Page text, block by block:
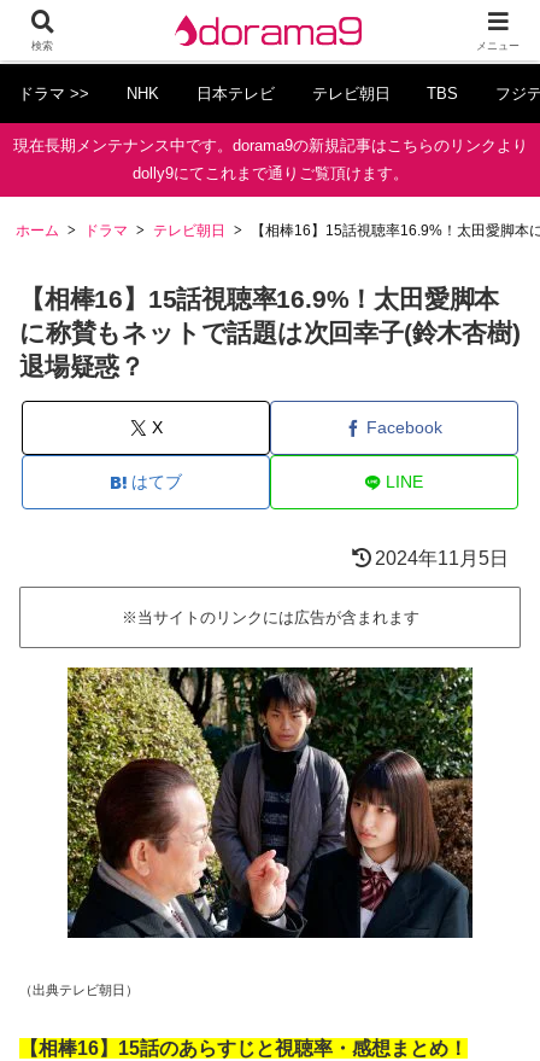
ドラマ >> NHK 日本テレビ テレビ朝日 TBS フジ
現在長期メンテナンス中です。dorama9の新規記事はこちらのリンクより
dolly9にてこれまで通りご覧頂けます。
ホーム ドラマ テレビ朝日 【相棒16】15話視聴率16.9%！太田愛脚
【相棒16】15話視聴率16.9%！太田愛脚本
に称賛もネットで話題は次回幸子(鈴木杏樹)
退場疑惑？
X Facebook
はてブ LINE
2024年11月5日
※当サイトのリンクには広告が含まれます
（出典テレビ朝日）
【相棒16】15話のあらすじと視聴率・感想まとめ！
検索 メニュー